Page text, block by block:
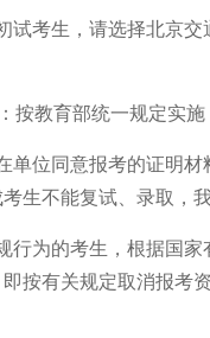
试考生，请选择北京
按教育部统一规定实施
单位同意报考的证明
生不能复试、录取，
行为的考生，根据国
按有关规定取消报考